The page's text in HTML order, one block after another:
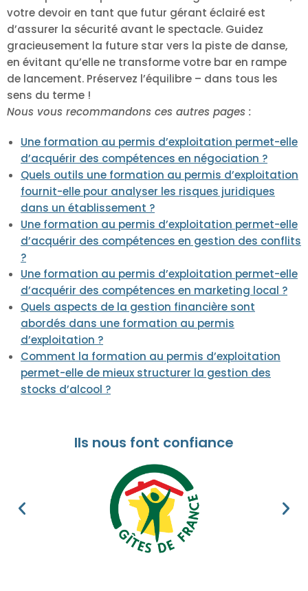
votre devoir en tant que futur gérant éclairé est
d’assurer la sécurité avant le spectacle. Guidez
gracieusement la future star vers la piste de danse,
en évitant qu’elle ne transforme votre bar en rampe
de lancement. Préservez l’équilibre – dans tous les
sens du terme !
Nous vous recommandons ces autres pages :
Une formation au permis d’exploitation permet-elle
d’acquérir des compétences en négociation ?
Quels outils une formation au permis d’exploitation
fournit-elle pour analyser les risques juridiques
dans un établissement ?
Une formation au permis d’exploitation permet-elle
d’acquérir des compétences en gestion des conflits
?
Une formation au permis d’exploitation permet-elle
d’acquérir des compétences en marketing local ?
Quels aspects de la gestion financière sont
abordés dans une formation au permis
d’exploitation ?
Comment la formation au permis d’exploitation
permet-elle de mieux structurer la gestion des
stocks d’alcool ?
Ils nous font confiance